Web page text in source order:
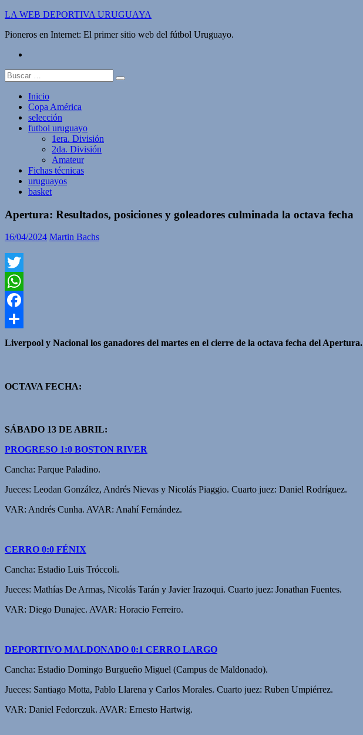
Saltar
contenido
LA WEB DEPORTIVA URUGUAYA
Pioneros en Internet: El primer sitio web del fútbol Uruguayo.
Buscar:
Inicio
Copa América
selección
futbol uruguayo
1era. División
2da. División
Amateur
Fichas técnicas
uruguayos
basket
Apertura: Resultados, posiciones y goleadores culminada la octava fecha
16/04/2024 Martin Bachs
Twitter
WhatsApp
Facebook
Compartir
Liverpool y Nacional los ganadores del martes en el cierre de la octava fecha del Apertura.
OCTAVA FECHA:
SÁBADO 13 DE ABRIL:
PROGRESO 1:0 BOSTON RIVER
Cancha: Parque Paladino.
Jueces: Leodan González, Andrés Nievas y Nicolás Piaggio. Cuarto juez: Daniel Rodríguez.
VAR: Andrés Cunha. AVAR: Anahí Fernández.
CERRO 0:0 FÉNIX
Cancha: Estadio Luis Tróccoli.
Jueces: Mathías De Armas, Nicolás Tarán y Javier Irazoqui. Cuarto juez: Jonathan Fuentes.
VAR: Diego Dunajec. AVAR: Horacio Ferreiro.
DEPORTIVO MALDONADO 0:1 CERRO LARGO
Cancha: Estadio Domingo Burgueño Miguel (Campus de Maldonado).
Jueces: Santiago Motta, Pablo Llarena y Carlos Morales. Cuarto juez: Ruben Umpiérrez.
VAR: Daniel Fedorczuk. AVAR: Ernesto Hartwig.